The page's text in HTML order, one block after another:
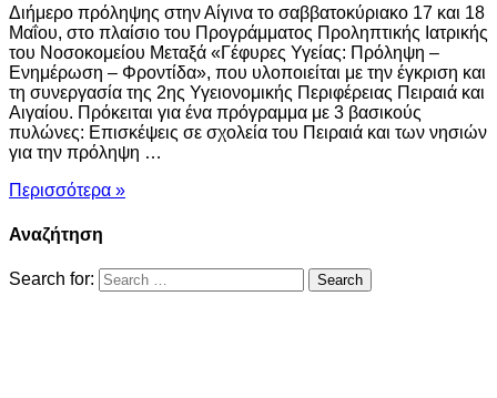
Διήμερο πρόληψης στην Αίγινα το σαββατοκύριακο 17 και 18
Μαΐου, στο πλαίσιο του Προγράμματος Προληπτικής Ιατρικής
του Νοσοκομείου Μεταξά «Γέφυρες Υγείας: Πρόληψη –
Ενημέρωση – Φροντίδα», που υλοποιείται με την έγκριση και
τη συνεργασία της 2ης Υγειονομικής Περιφέρειας Πειραιά και
Αιγαίου. Πρόκειται για ένα πρόγραμμα με 3 βασικούς
πυλώνες: Επισκέψεις σε σχολεία του Πειραιά και των νησιών
για την πρόληψη …
Περισσότερα »
Αναζήτηση
Search for: